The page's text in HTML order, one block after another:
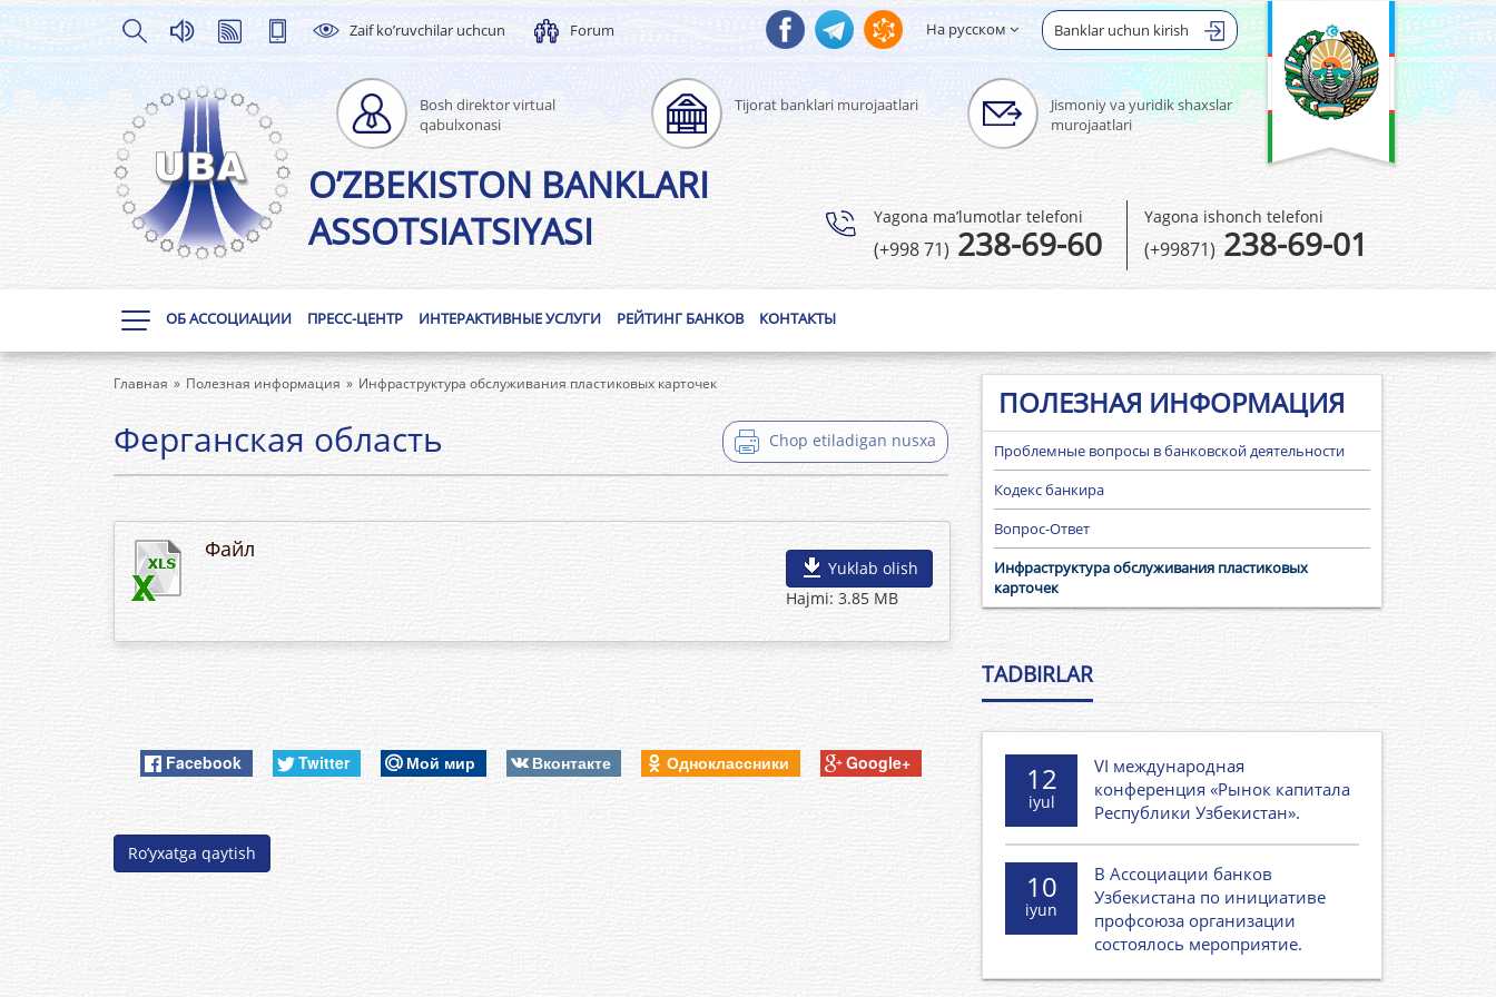
Zaif ko’ruvchilar uchcun Forum Banklar uchun kirish
На русском
Bosh direktor virtual
qabulxonasi
Tijorat banklari murojaatlari
Jismoniy va yuridik shaxslar
murojaatlari
O’ZBEKISTON BANKLARI
ASSOTSIATSIYASI
Yagona ma’lumotlar telefoni
(+998 71)238-69-60
Yagona ishonch telefoni
(+99871) 238-69-01
ОБ АССОЦИАЦИИ ПРЕСС-ЦЕНТР ИНТЕРАКТИВНЫЕ УСЛУГИ РЕЙТИНГ БАНКОВ КОНТАКТЫ
Главная Полезная информация Инфраструктура обслуживания пластиковых карточек
Chop etiladigan nusxa
Ферганская область
Файл
Yuklab olish
Hajmi: 3.85 MB
Facebook Twitter Мой мир Вконтакте Одноклассники Google+
Ro’yxatga qaytish
ПОЛЕЗНАЯ ИНФОРМАЦИЯ
Проблемные вопросы в банковской деятельности
Кодекс банкира
Вопрос-Ответ
Инфраструктура обслуживания пластиковых
карточек
TADBIRLAR
12
iyul
VI международная
конференция «Рынок капитала
Республики Узбекистан».
10
iyun
В Ассоциации банков
Узбекистана по инициативе
профсоюза организации
состоялось мероприятие.